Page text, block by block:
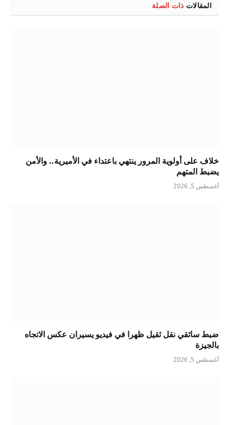
المقالات ذات الصلة
خلاف على أولوية المرور ينتهي باعتداء في الأميرية.. والأمن
يضبط المتهم
أغسطس 5, 2026
ضبط سائقي نقل ثقيل ظهرا في فيديو يسيران عكس الاتجاه
بالجيزة
أغسطس 5, 2026